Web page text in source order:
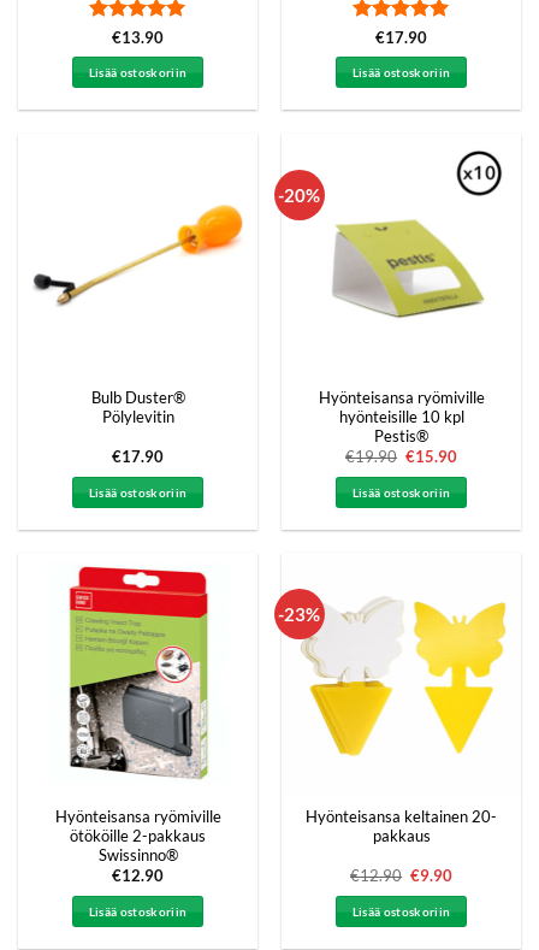
Arvostelu
tuotteesta:5
/ 5
€13.90
Lisää ostoskoriin
Arvostelu
tuotteesta:5
/ 5
€17.90
Lisää ostoskoriin
Bulb Duster®
Pölylevitin
€17.90
Lisää ostoskoriin
-20%
Hyönteisansa ryömiville
hyönteisille 10 kpl
Pestis®
€19.90 Alkuperäinen
oli:
€19.90.
€15.90Nykyinen
on:
Lisää ostoskoriin
Hyönteisansa ryömiville
ötököille 2-pakkaus
Swissinno®
€12.90
Lisää ostoskoriin
-23%
Hyönteisansa keltainen 20-
pakkaus
€12.90 Alkuperäinen
oli:
€12.90.
€9.90Nykyinen
on:
Lisää ostoskoriin